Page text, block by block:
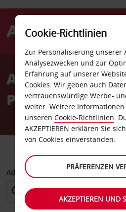
Avis
Philadelphia
ABHOLEN VON
Cookie-Richtlinien
Zur Personalisierung unserer
Analysezwecken und zur
Erfahrung auf unserer
Cookies. Wir geben auch
vertrauenswürdige Werbe-
weiter. Weitere
unseren Cookie-Richtlinien.
AKZEPTIEREN erklären Sie
von Cookies einverstanden.
PRÄFERENZEN
AKZEPTIEREN UND